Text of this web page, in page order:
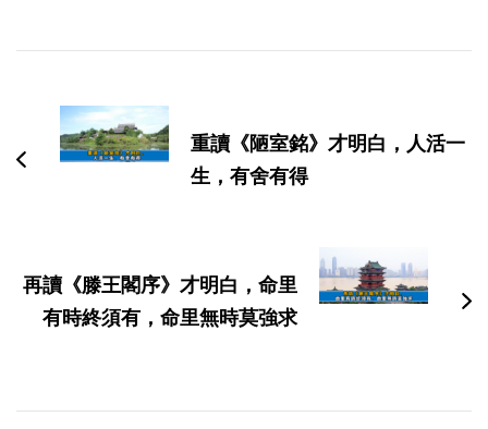
航
重讀《陋室銘》才明白，人活一
生，有舍有得
再讀《滕王閣序》才明白，命里
有時終須有，命里無時莫強求